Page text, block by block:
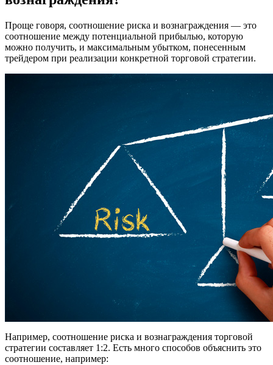
Проще говоря, соотношение риска и вознаграждения — это
соотношение между потенциальной прибылью, которую
можно получить, и максимальным убытком, понесенным
трейдером при реализации конкретной торговой стратегии.
Например, соотношение риска и вознаграждения торговой
стратегии составляет 1:2. Есть много способов объяснить это
соотношение, например: